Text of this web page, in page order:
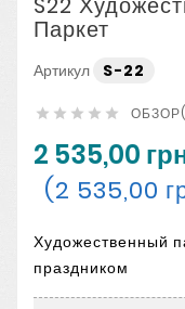
Паркет
Артикул S-22
    
2 535,00
(2 535,00
Художественный
праздником